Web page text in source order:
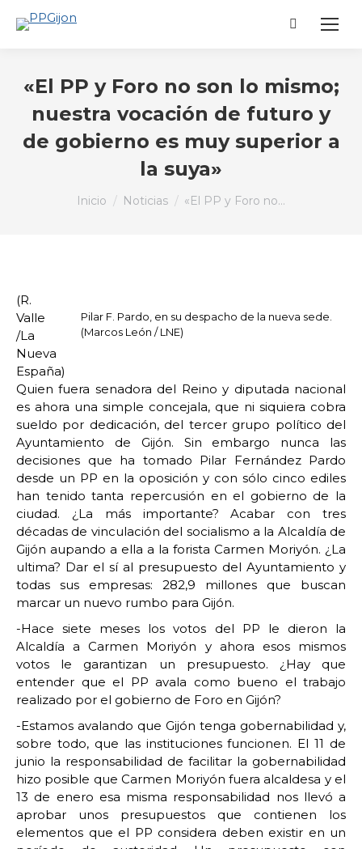
Buscar:
«El PP y Foro no son lo mismo;
nuestra vocación de futuro y
de gobierno es muy superior a
la suya»
Estás aquí:
Inicio Noticias «El PP y Foro no…
Pilar F. Pardo, en su despacho de la nueva sede.
(Marcos León / LNE)
(R.
Valle
/La
Nueva
España)
Quien fuera senadora del Reino y diputada nacional
es ahora una simple concejala, que ni siquiera cobra
sueldo por dedicación, del tercer grupo político del
Ayuntamiento de Gijón. Sin embargo nunca las
decisiones que ha tomado Pilar Fernández Pardo
desde un PP en la oposición y con sólo cinco ediles
han tenido tanta repercusión en el gobierno de la
ciudad. ¿La más importante? Acabar con tres
décadas de vinculación del socialismo a la Alcaldía de
Gijón aupando a ella a la forista Carmen Moriyón. ¿La
ultima? Dar el sí al presupuesto del Ayuntamiento y
todas sus empresas: 282,9 millones que buscan
marcar un nuevo rumbo para Gijón.
-Hace siete meses los votos del PP le dieron la
Alcaldía a Carmen Moriyón y ahora esos mismos
votos le garantizan un presupuesto. ¿Hay que
entender que el PP avala como bueno el trabajo
realizado por el gobierno de Foro en Gijón?
-Estamos avalando que Gijón tenga gobernabilidad y,
sobre todo, que las instituciones funcionen. El 11 de
junio la responsabilidad de facilitar la gobernabilidad
hizo posible que Carmen Moriyón fuera alcaldesa y el
13 de enero esa misma responsabilidad nos llevó a
aprobar unos presupuestos que contienen los
elementos que el PP considera deben existir en un